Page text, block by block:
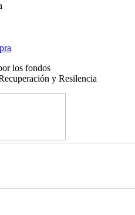
los fondos
y Resilencia